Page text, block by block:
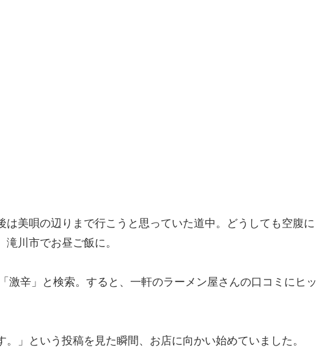
は美唄の辺りまで行こうと思っていた道中。どうしても空腹に
川市でお昼ご飯に。
激辛」と検索。すると、一軒のラーメン屋さんの口コミにヒッ
」という投稿を見た瞬間、お店に向かい始めていました。